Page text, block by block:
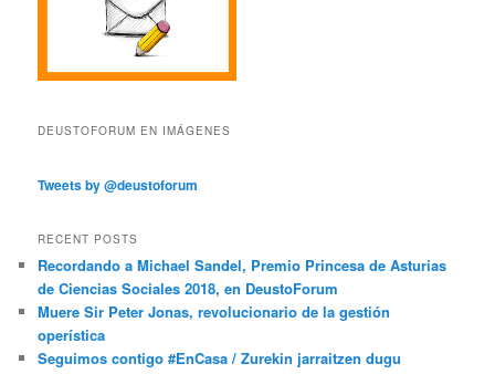
DEUSTOFORUM EN IMÁGENES
Tweets by @deustoforum
RECENT POSTS
Recordando a Michael Sandel, Premio Princesa de Asturias
de Ciencias Sociales 2018, en DeustoForum
Muere Sir Peter Jonas, revolucionario de la gestión
operística
Seguimos contigo #EnCasa / Zurekin jarraitzen dugu